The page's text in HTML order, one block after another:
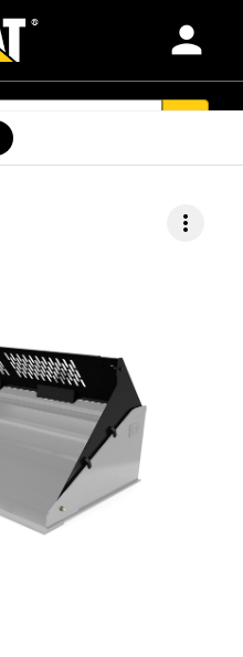
person
more_vert